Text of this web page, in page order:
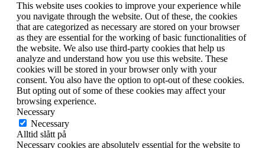
This website uses cookies to improve your experience while
you navigate through the website. Out of these, the cookies
that are categorized as necessary are stored on your browser
as they are essential for the working of basic functionalities of
the website. We also use third-party cookies that help us
analyze and understand how you use this website. These
cookies will be stored in your browser only with your
consent. You also have the option to opt-out of these cookies.
But opting out of some of these cookies may affect your
browsing experience.
Necessary
Necessary
Alltid slått på
Necessary cookies are absolutely essential for the website to